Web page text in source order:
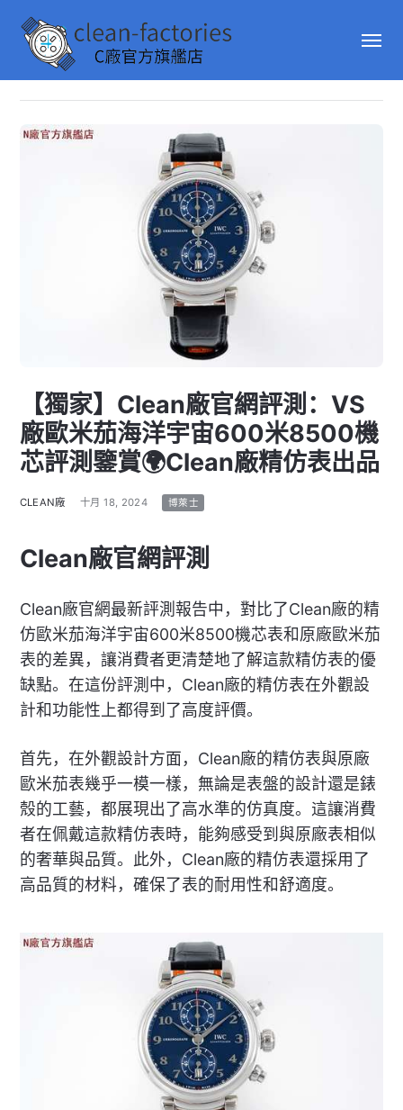
【獨家】Clean廠官網評測：VS
廠歐米茄海洋宇宙600米8500機
芯評測鑒賞🌍Clean廠精仿表出品
CLEAN廠 十月 18, 2024 博萊士
Clean廠官網評測
Clean廠官網最新評測報告中，對比了Clean廠的精
仿歐米茄海洋宇宙600米8500機芯表和原廠歐米茄
表的差異，讓消費者更清楚地了解這款精仿表的優
缺點。在這份評測中，Clean廠的精仿表在外觀設
計和功能性上都得到了高度評價。
首先，在外觀設計方面，Clean廠的精仿表與原廠
歐米茄表幾乎一模一樣，無論是表盤的設計還是錶
殼的工藝，都展現出了高水準的仿真度。這讓消費
者在佩戴這款精仿表時，能夠感受到與原廠表相似
的奢華與品質。此外，Clean廠的精仿表還採用了
高品質的材料，確保了表的耐用性和舒適度。